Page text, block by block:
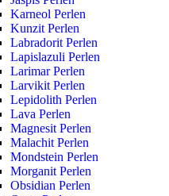
Karneol Perlen
Kunzit Perlen
Labradorit Perlen
Lapislazuli Perlen
Larimar Perlen
Larvikit Perlen
Lepidolith Perlen
Lava Perlen
Magnesit Perlen
Malachit Perlen
Mondstein Perlen
Morganit Perlen
Obsidian Perlen